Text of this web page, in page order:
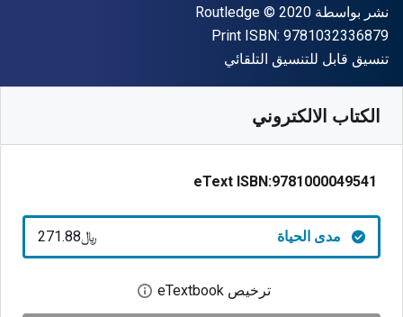
الناشر
نشر بواسطة Routledge
حقوق الطبع والنشر © 2020
Print ISBN: 9781032336879
شكل
تنسيق قابل للتنسيق التلقائي
الكتاب الالكتروني
eText ISBN:9781000049541
مدى الحياة ﷼‎271.88
ترخيص eTextbook افتح مربع حوار